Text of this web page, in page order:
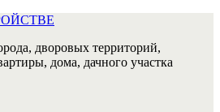
дворовых территорий,
дома, дачного участка